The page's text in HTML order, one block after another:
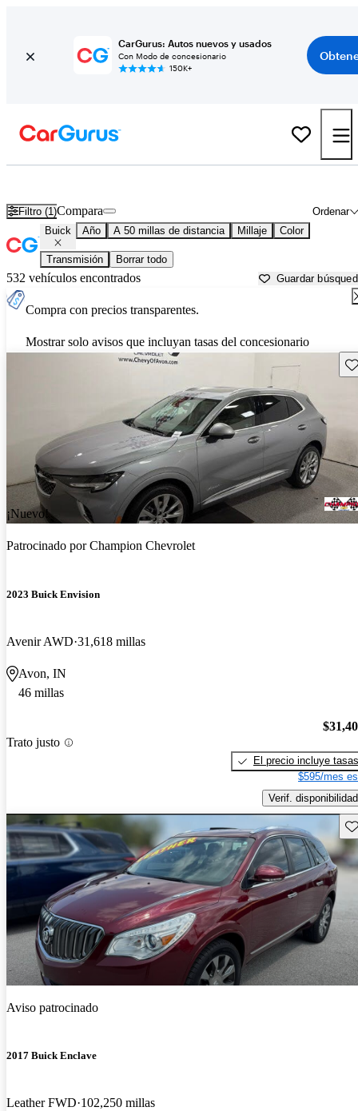
CarGurus: Autos nuevos y usados
Con Modo de concesionario
150K+
Filtro (1) Ordenar
Compara
Buick Año A 50 millas de distancia Millaje Color
Transmisión Borrar todo
532 vehículos encontrados Guardar
Compra con precios transparentes.
Mostrar solo avisos que incluyan tasas del concesionario
¡Nuevo!
Patrocinado porChampion Chevrolet
2023 Buick Envision
Avenir AWD 31,618 millas
Avon, IN
46 millas
Trato justo
El precio incluye tasas
$595/mes
Verif. disponibilidad
Aviso patrocinado
2017 Buick Enclave
Leather FWD 102,250 millas